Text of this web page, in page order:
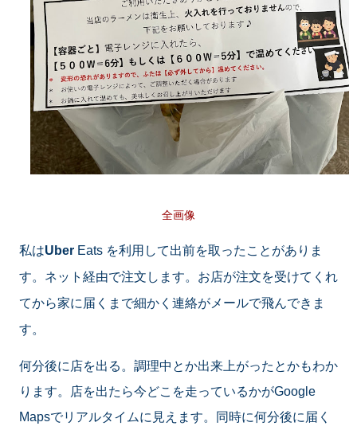
全画像
私はUber Eats を利用して出前を取ったことがありま
す。ネット経由で注文します。お店が注文を受けてくれ
てから家に届くまで細かく連絡がメールで飛んできま
す。
何分後に店を出る。調理中とか出来上がったとかもわか
ります。店を出たら今どこを走っているかがGoogle
Mapsでリアルタイムに見えます。同時に何分後に届く